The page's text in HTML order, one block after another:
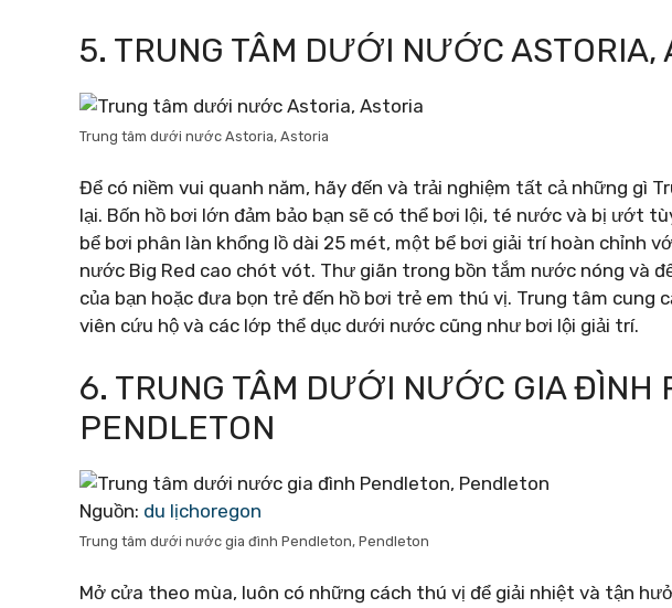
5. TRUNG TÂM DƯỚI NƯỚC ASTORIA,
Trung tâm dưới nước Astoria, Astoria
Để có niềm vui quanh năm, hãy đến và trải nghiệm tất cả những gì
lại. Bốn hồ bơi lớn đảm bảo bạn sẽ có thể bơi lội, té nước và bị ướt
bể bơi phân làn khổng lồ dài 25 mét, một bể bơi giải trí hoàn chỉnh
nước Big Red cao chót vót. Thư giãn trong bồn tắm nước nóng và
của bạn hoặc đưa bọn trẻ đến hồ bơi trẻ em thú vị. Trung tâm cung
viên cứu hộ và các lớp thể dục dưới nước cũng như bơi lội giải trí.
6. TRUNG TÂM DƯỚI NƯỚC GIA ĐÌNH
PENDLETON
Nguồn: du lịchoregon
Trung tâm dưới nước gia đình Pendleton, Pendleton
Mở cửa theo mùa, luôn có những cách thú vị để giải nhiệt và tận